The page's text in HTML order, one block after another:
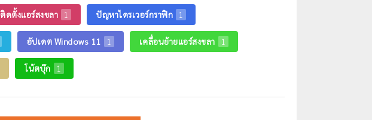
ติดตั้งแอร์สงขลา 1 ปัญหาไดรเวอร์กราฟิก 1
อัปเดต Windows 11 1 เคลื่อนย้ายแอร์สงขลา 1
โน้ตบุ๊ก 1